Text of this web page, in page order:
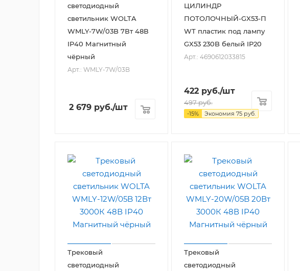
светодиодный
светильник WOLTA
WMLY-7W/03B 7Вт 48В
IP40 Магнитный
чёрный
Арт.: WMLY-7W/03B
2 679 руб./шт
ЦИЛИНДР
ПОТОЛОЧНЫЙ-GX53-П
WT пластик под лампу
GX53 230B белый IP20
Арт.: 4690612033815
422 руб./шт
497руб.
-15% Экономия 75 руб.
Трековый
светодиодный
Трековый
светодиодный